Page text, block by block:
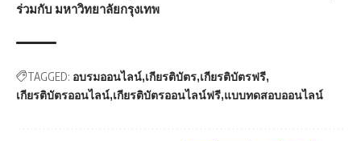
ร่วมกับ มหาวิทยาลัยกรุงเทพ
TAGGED: อบรมออนไลน์ เกียรติบัตร เกียรติบัตรฟรี
เกียรติบัตรออนไลน์ เกียรติบัตรออนไลน์ฟรี แบบทดสอบออนไลน์